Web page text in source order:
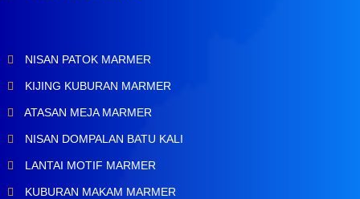
NISAN PATOK MARMER
KIJING KUBURAN MARMER
ATASAN MEJA MARMER
NISAN DOMPALAN BATU KALI
LANTAI MOTIF MARMER
KUBURAN MAKAM MARMER